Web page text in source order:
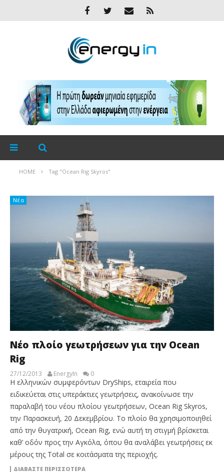
HOME Tag "Ocean Rig Skyros"
Νέα
Νέο πλοίο γεωτρήσεων για την Ocean
Rig
27/12/2013 EnergyIn 0
Η ελληνικών συμφερόντων DryShips, εταιρεία που
ειδικεύεται στις υπεράκτιες γεωτρήσεις, ανακοίνωσε την
παραλαβή του νέου πλοίου γεωτρήσεων, Ocean Rig Skyros,
την Παρασκευή, 20 Δεκεμβρίου. Το πλοίο θα χρησιμοποιηθεί
από την θυγατρική, Ocean Rig, ενώ αυτή τη στιγμή βρίσκεται
καθ’ οδόν προς την Αγκόλα, όπου θα αναλάβει γεωτρήσεις εκ
μέρους της Total σε κοιτάσματα της περιοχής.
ΔΙΑΒΆΣΤΕ ΠΕΡΙΣΣΌΤΕΡΑ